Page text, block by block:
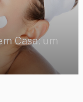
Casa: um